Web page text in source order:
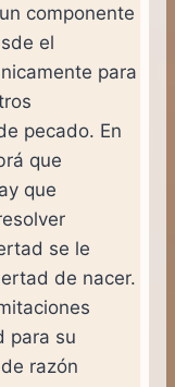
componente
el
para
pecado. En
que
que
se le
de nacer.
para su
razón